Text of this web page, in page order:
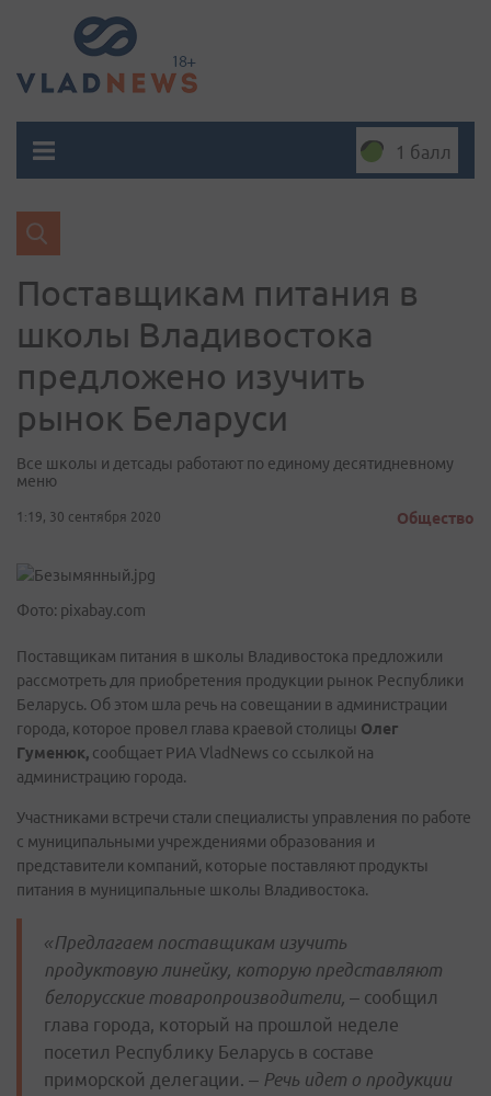
1 балл
Поставщикам питания в
школы Владивостока
предложено изучить
рынок Беларуси
Все школы и детсады работают по единому десятидневному
меню
1:19, 30 сентября 2020 Общество
Фото: pixabay.com
Поставщикам питания в школы Владивостока предложили
рассмотреть для приобретения продукции рынок Республики
Беларусь. Об этом шла речь на совещании в администрации
города, которое провел глава краевой столицы Олег
Гуменюк, сообщает РИА VladNews со ссылкой на
администрацию города.
Участниками встречи стали специалисты управления по работе
с муниципальными учреждениями образования и
представители компаний, которые поставляют продукты
питания в муниципальные школы Владивостока.
«Предлагаем поставщикам изучить
продуктовую линейку, которую представляют
белорусские товаропроизводители, – сообщил
глава города, который на прошлой неделе
посетил Республику Беларусь в составе
приморской делегации. – Речь идет о продукции